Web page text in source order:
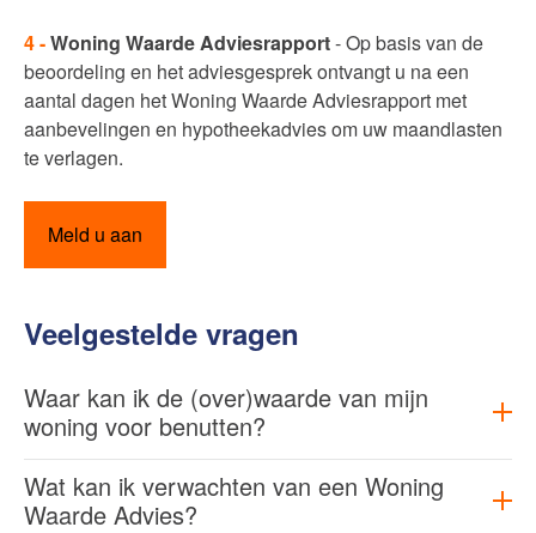
4 -Woning Waarde Adviesrapport- Op basis van de
beoordeling en het adviesgesprek ontvangt u na een
aantal dagen het Woning Waarde Adviesrapport met
aanbevelingen en hypotheekadvies om uw maandlasten
te verlagen.
Meld u aan
Veelgestelde vragen
Waar kan ik de (over)waarde van mijn
woning voor benutten?
Wat kan ik verwachten van een Woning
Waarde Advies?